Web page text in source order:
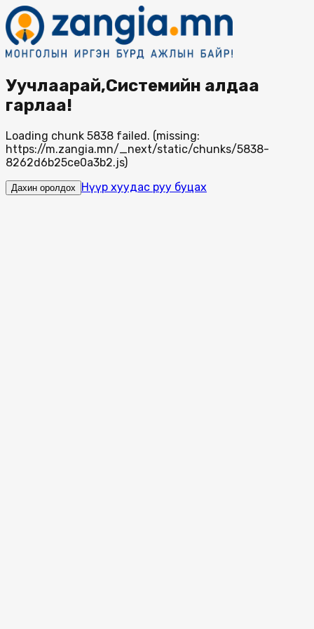
Уучлаарай,Системийн алдаа
гарлаа!
Loading chunk 5838 failed. (missing:
https://m.zangia.mn/_next/static/chunks/5838-
8262d6b25ce0a3b2.js)
Дахин оролдох Нүүр хуудас руу буцах